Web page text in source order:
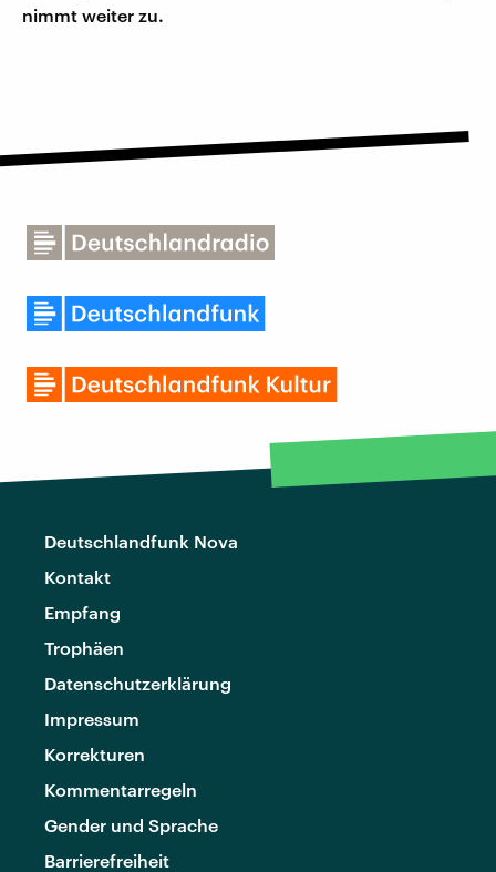
nimmt weiter zu.
Deutschlandfunk Nova
Kontakt
Empfang
Trophäen
Datenschutzerklärung
Impressum
Korrekturen
Kommentarregeln
Gender und Sprache
Barrierefreiheit